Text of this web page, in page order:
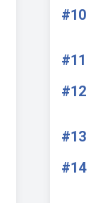
#10
#11
#12
#13
#14